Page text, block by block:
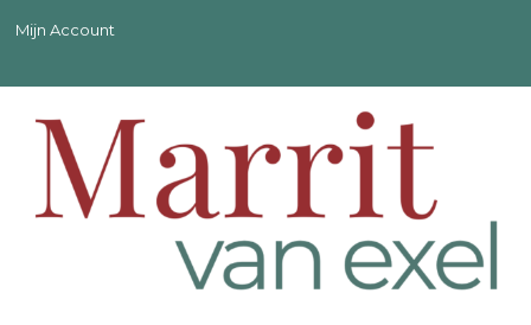
Mijn Account